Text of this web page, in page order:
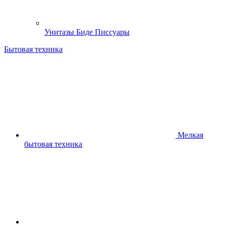
Унитазы Биде Писсуары
Бытовая техника
Мелкая
бытовая техника